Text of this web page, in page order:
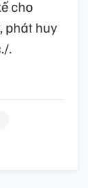
cho
phát huy
.